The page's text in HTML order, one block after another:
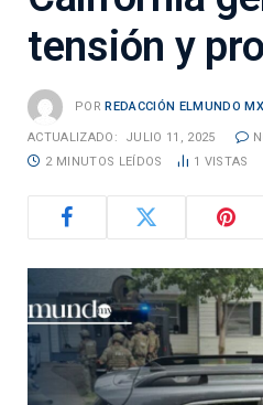
tensión y
POR REDACCIÓN ELMUNDO MX
ACTUALIZADO: JULIO 11, 2025
2 MINUTOS LEÍDOS
1 VISTAS